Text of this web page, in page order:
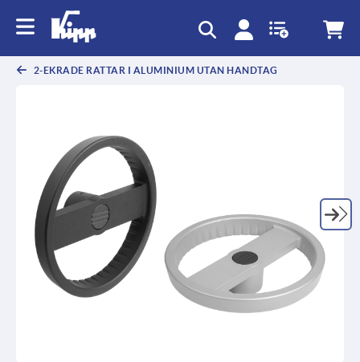
2-EKRADE RATTAR I ALUMINIUM UTAN HANDTAG